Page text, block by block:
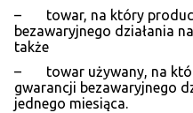
– towar, na który
bezawaryjnego działania
także
– towar używany, na
gwarancji bezawaryjnego
jednego miesiąca.